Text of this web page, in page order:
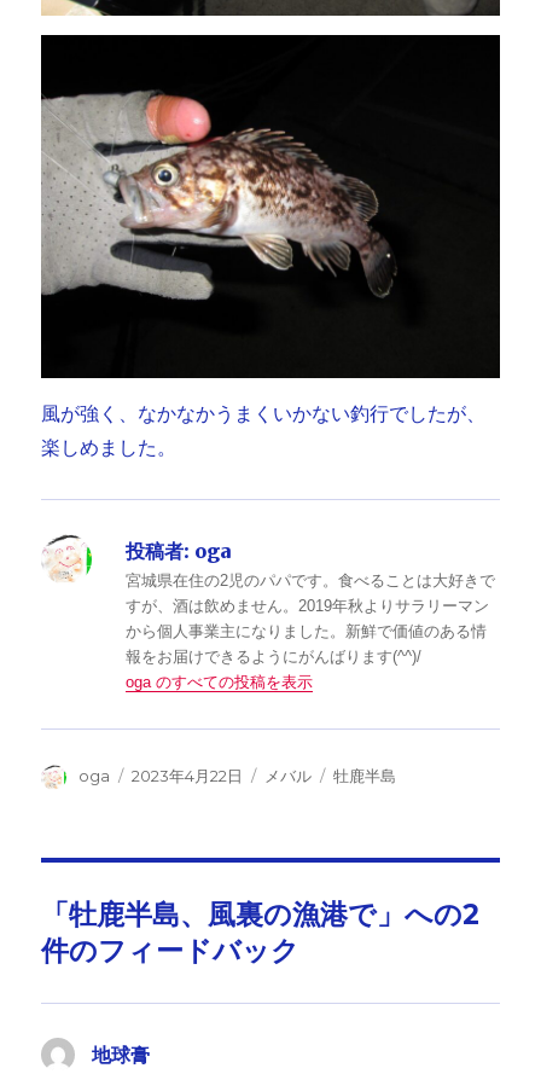
風が強く、なかなかうまくいかない釣行でしたが、
楽しめました。
投稿者: oga
宮城県在住の2児のパパです。食べることは大好きで
すが、酒は飲めません。2019年秋よりサラリーマン
から個人事業主になりました。新鮮で価値のある情
報をお届けできるようにがんばります(^^)/
oga のすべての投稿を表示
投
oga
投
2023年4月22日
カ
メバル
タ
牡鹿半島
「牡鹿半島、風裏の漁港で」への2
件のフィードバック
地球膏